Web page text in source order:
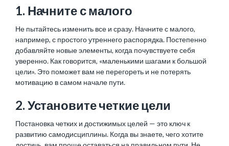
1. Начните с малого
Не пытайтесь изменить все и сразу. Начните с малого,
например, с простого утреннего распорядка. Постепенно
добавляйте новые элементы, когда почувствуете себя
уверенно. Как говорится, «маленькими шагами к большой
цели». Это поможет вам не перегореть и не потерять
мотивацию в самом начале пути.
2. Установите четкие цели
Постановка четких и достижимых целей — это ключ к
развитию самодисциплины. Когда вы знаете, чего хотите